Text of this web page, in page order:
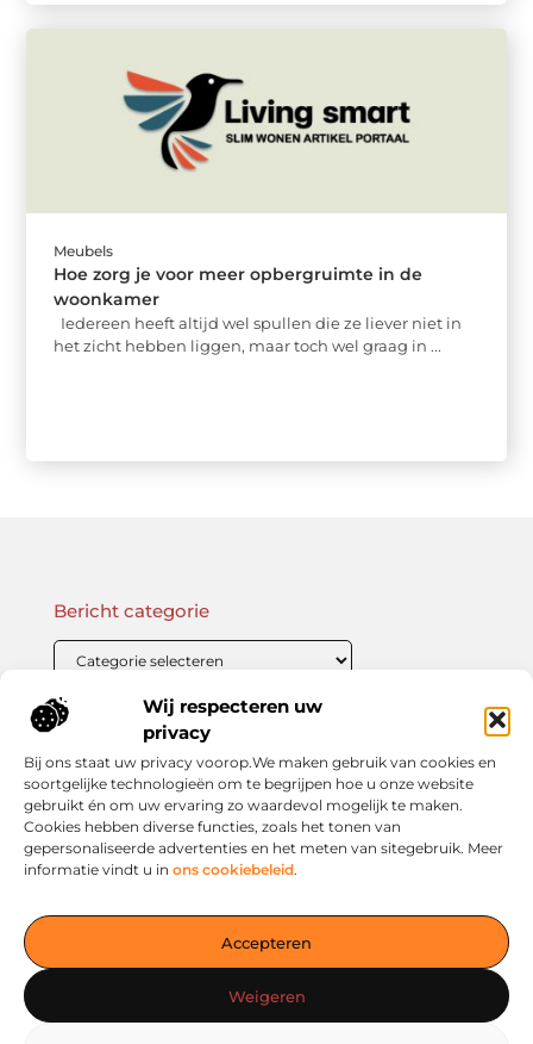
Wij respecteren uw
privacy
Bij ons staat uw privacy voorop.We maken gebruik van cookies en
soortgelijke technologieën om te begrijpen hoe u onze website
gebruikt én om uw ervaring zo waardevol mogelijk te maken.
Cookies hebben diverse functies, zoals het tonen van
gepersonaliseerde advertenties en het meten van sitegebruik. Meer
informatie vindt u in ons cookiebeleid.
Accepteren
Weigeren
Meubels
Hoe zorg je voor meer opbergruimte in de
woonkamer
Iedereen heeft altijd wel spullen die ze liever niet in
het zicht hebben liggen, maar toch wel graag in ...
— Verken prikkelende blogs, slimme inzichten en praktische
tips voor een bewuster en slimmer leven. Alles overzichtelijk
verzameld op één platform. Begin vandaag nog op living-
smart.nl!
Onze informatie
Bericht categorie